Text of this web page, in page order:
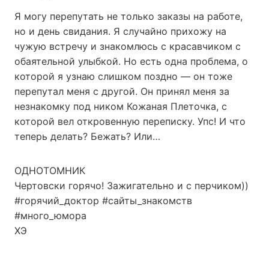
Я могу перепутать не только заказы на работе,
но и день свидания. Я случайно прихожу на
чужую встречу и знакомлюсь с красавчиком с
обаятельной улыбкой. Но есть одна проблема, о
которой я узнаю слишком поздно — он тоже
перепутал меня с другой. Он принял меня за
незнакомку под ником Кожаная Плеточка, с
которой вел откровенную переписку. Упс! И что
теперь делать? Бежать? Или…
ОДНОТОМНИК
Чертовски горячо! Зажигательно и с перчиком))
#горячий_доктор #сайты_знакомств
#много_юмора
ХЭ